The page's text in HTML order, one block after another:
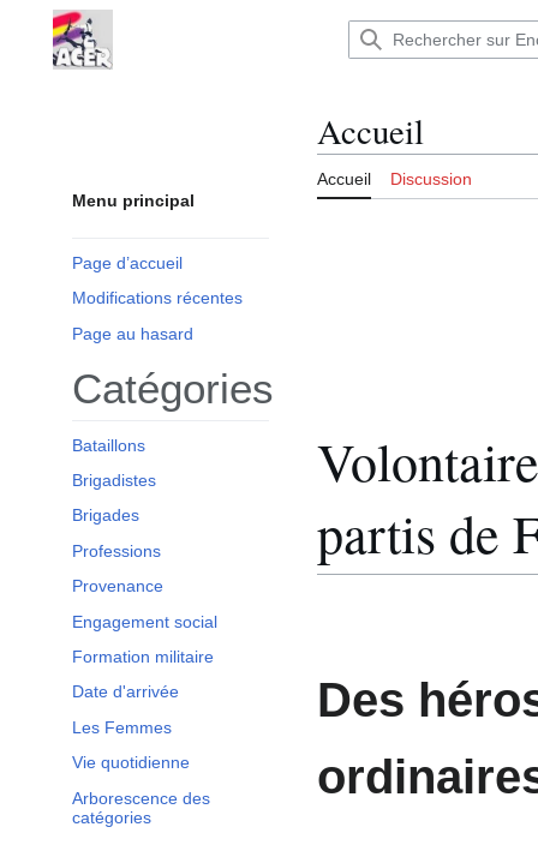
contenu
Encyclopédie : Brigades
Menu principal
Page d’accueil
Modifications récentes
Page au hasard
Catégories
Bataillons
Brigadistes
Brigades
Professions
Provenance
Engagement social
Formation militaire
Date d'arrivée
Les Femmes
Vie quotidienne
Arborescence des
catégories
Accueil
Accueil Discussion
partis de
Des